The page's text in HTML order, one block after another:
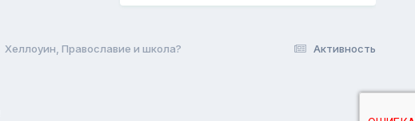
Активность
Хеллоуин, Православие и школа?